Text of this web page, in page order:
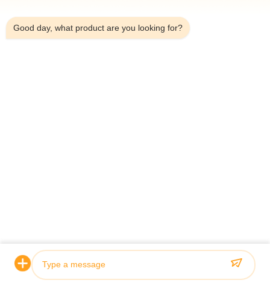
your service team is highly professional. The entire
communication process has been smooth and pleasant, and
Good day, what product are you looking for?